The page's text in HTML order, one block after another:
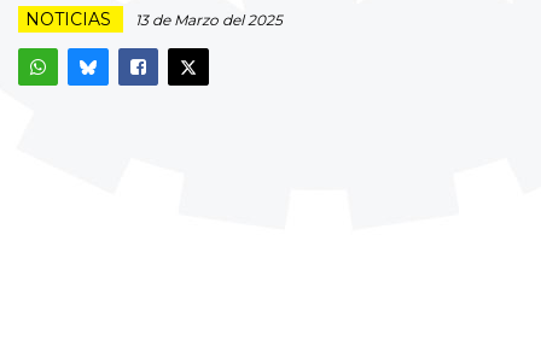
NOTICIAS 13 de Marzo del 2025